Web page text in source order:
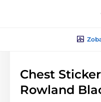
Chest
Rowland